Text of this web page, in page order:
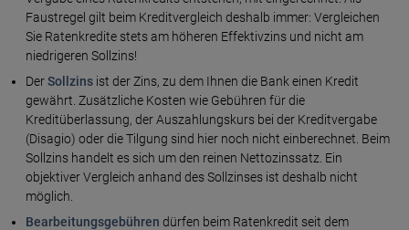
Faustregel gilt beim Kreditvergleich deshalb immer: Vergleichen
Sie Ratenkredite stets am höheren Effektivzins und nicht am
niedrigeren Sollzins!
DerSollzins ist der Zins, zu dem Ihnen die Bank einen Kredit
gewährt. Zusätzliche Kosten wie Gebühren für die
Kreditüberlassung, der Auszahlungskurs bei der Kreditvergabe
(Disagio) oder die Tilgung sind hier noch nicht einberechnet. Beim
Sollzins handelt es sich um den reinen Nettozinssatz. Ein
objektiver Vergleich anhand des Sollzinses ist deshalb nicht
möglich.
Bearbeitungsgebühren dürfen beim Ratenkredit seit dem